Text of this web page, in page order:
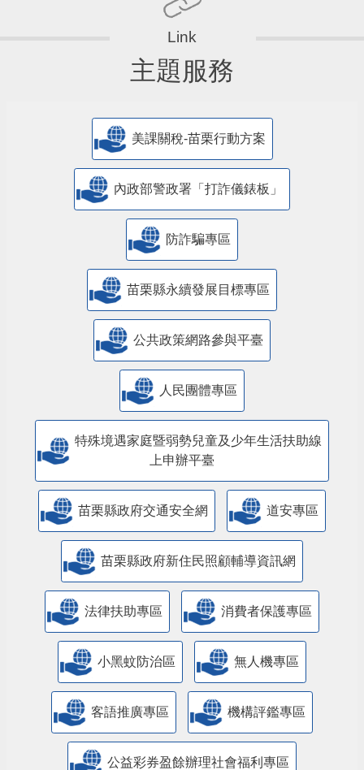
主題服務
美課關稅-苗栗行動方案
內政部警政署「打詐儀錶板」
防詐騙專區
苗栗縣永續發展目標專區
公共政策網路參與平臺
人民團體專區
特殊境遇家庭暨弱勢兒童及少年生活扶助線
上申辦平臺
苗栗縣政府交通安全網 道安專區
苗栗縣政府新住民照顧輔導資訊網
法律扶助專區 消費者保護專區
小黑蚊防治區 無人機專區
客語推廣專區 機構評鑑專區
公益彩券盈餘辦理社會福利專區